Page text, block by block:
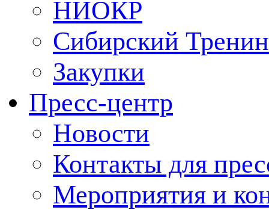
НИОКР
Сибирский
Закупки
Пресс-центр
Новости
Контакты для
Мероприятия и